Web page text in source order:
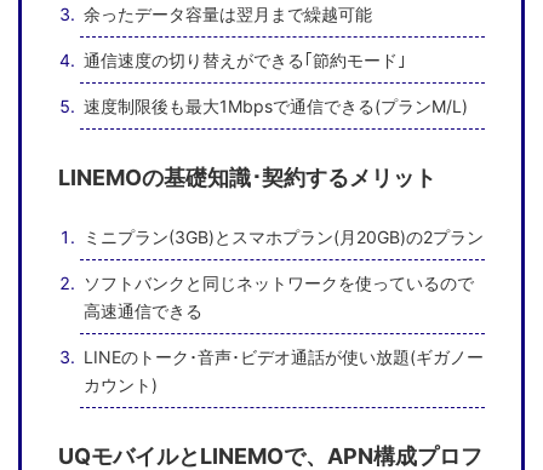
余ったデータ容量は翌月まで繰越可能
通信速度の切り替えができる｢節約モード｣
速度制限後も最大1Mbpsで通信できる(プランM/L)
LINEMOの基礎知識･契約するメリット
ミニプラン(3GB)とスマホプラン(月20GB)の2プラン
ソフトバンクと同じネットワークを使っているので
高速通信できる
LINEのトーク･音声･ビデオ通話が使い放題(ギガノー
カウント)
UQモバイルとLINEMOで、APN構成プロフ